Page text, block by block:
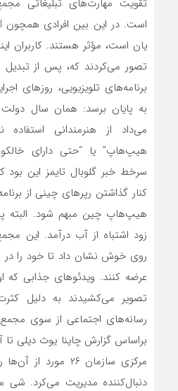
تقویت مهارت‌های تبلیغاتی
تصور می‌کردند که، پس از
برنامه‌های تلویزیویی، روزهای
به پایان برسد: همان سال دولت
‌می‌داد از هنرمندانی
هیپ‌هاپ” یا “حتی دارای
سرخط خبر گلوبال تایمز این
کنار گذاشتن رپرهای چینی از
هیپ‌هاپ چین مبهم شود. البته
روی خوش نشان داد تا خود را
عرضه کنند. ویدئوهای جذابی که
تصویر می‌کشیدند به دلیل
رسانه‌های اجتماعی از سوی
براساس گزارش چاینا یوث دیلی
دنبال‌کننده مدیریت می‌کرد.